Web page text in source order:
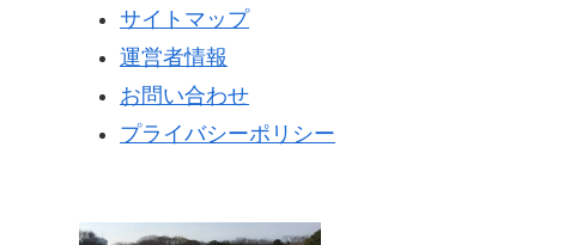
サイトマップ
運営者情報
お問い合わせ
プライバシーポリシー